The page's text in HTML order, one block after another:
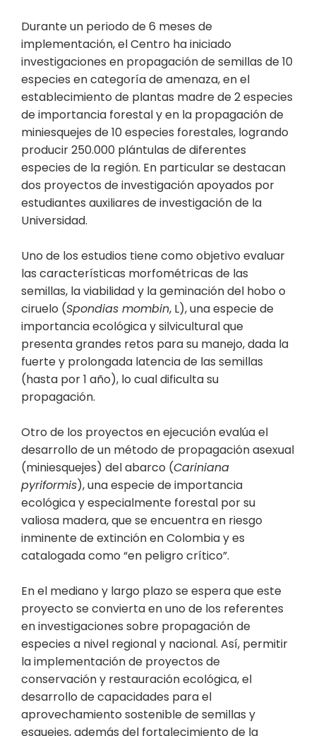
Durante un periodo de 6 meses de
implementación, el Centro ha iniciado
investigaciones en propagación de semillas de 10
especies en categoría de amenaza, en el
establecimiento de plantas madre de 2 especies
de importancia forestal y en la propagación de
miniesquejes de 10 especies forestales, logrando
producir 250.000 plántulas de diferentes
especies de la región. En particular se destacan
dos proyectos de investigación apoyados por
estudiantes auxiliares de investigación de la
Universidad.
Uno de los estudios tiene como objetivo evaluar
las características morfométricas de las
semillas, la viabilidad y la geminación del hobo o
ciruelo (Spondias mombin, L), una especie de
importancia ecológica y silvicultural que
presenta grandes retos para su manejo, dada la
fuerte y prolongada latencia de las semillas
(hasta por 1 año), lo cual dificulta su
propagación.
Otro de los proyectos en ejecución evalúa el
desarrollo de un método de propagación asexual
(miniesquejes) del abarco (Cariniana
pyriformis), una especie de importancia
ecológica y especialmente forestal por su
valiosa madera, que se encuentra en riesgo
inminente de extinción en Colombia y es
catalogada como “en peligro crítico”.
En el mediano y largo plazo se espera que este
proyecto se convierta en uno de los referentes
en investigaciones sobre propagación de
especies a nivel regional y nacional. Así, permitir
la implementación de proyectos de
conservación y restauración ecológica, el
desarrollo de capacidades para el
aprovechamiento sostenible de semillas y
esquejes, además del fortalecimiento de la